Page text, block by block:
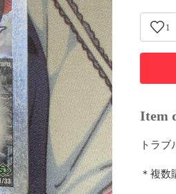
1
Item
トラ
＊複